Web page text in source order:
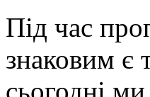
Під час
знаковим є
сьогодні